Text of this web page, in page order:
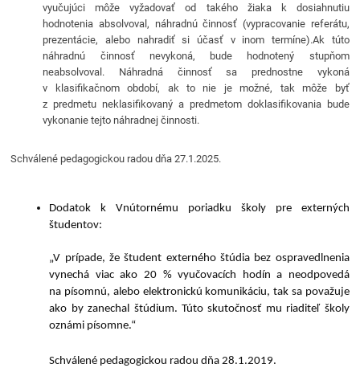
vyučujúci môže vyžadovať od takého žiaka k dosiahnutiu
hodnotenia absolvoval, náhradnú činnosť (vypracovanie referátu,
prezentácie, alebo nahradiť si účasť v inom termíne).Ak túto
náhradnú činnosť nevykoná, bude hodnotený stupňom
neabsolvoval. Náhradná činnosť sa prednostne vykoná
v klasifikačnom období, ak to nie je možné, tak môže byť
z predmetu neklasifikovaný a predmetom doklasifikovania bude
vykonanie tejto náhradnej činnosti.
Schválené pedagogickou radou dňa 27.1.2025.
Dodatok k Vnútornému poriadku školy pre externých
študentov:
„V prípade, že študent externého štúdia bez ospravedlnenia
vynechá viac ako 20 % vyučovacích hodín a neodpovedá
na písomnú, alebo elektronickú komunikáciu, tak sa považuje
ako by zanechal štúdium. Túto skutočnosť mu riaditeľ školy
oznámi písomne.“
Schválené pedagogickou radou dňa 28.1.2019.